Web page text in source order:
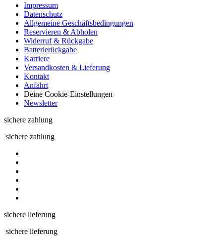
Impressum
Datenschutz
Allgemeine Geschäftsbedingungen
Reservieren & Abholen
Widerruf & Rückgabe
Batterierückgabe
Karriere
Versandkosten & Lieferung
Kontakt
Anfahrt
Deine Cookie-Einstellungen
Newsletter
sichere zahlung
sichere zahlung
sichere lieferung
sichere lieferung